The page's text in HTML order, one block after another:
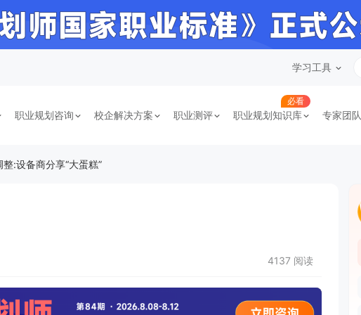
学习工具
职业规划咨询 校企解决方案 职业测评
必看
职业规划知识库 专家团队
:设备商分享“大蛋糕”
4137 阅读